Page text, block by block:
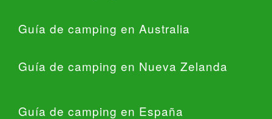
Guía de camping en Australia
Guía de camping en Nueva Zelanda
Guía de camping en España